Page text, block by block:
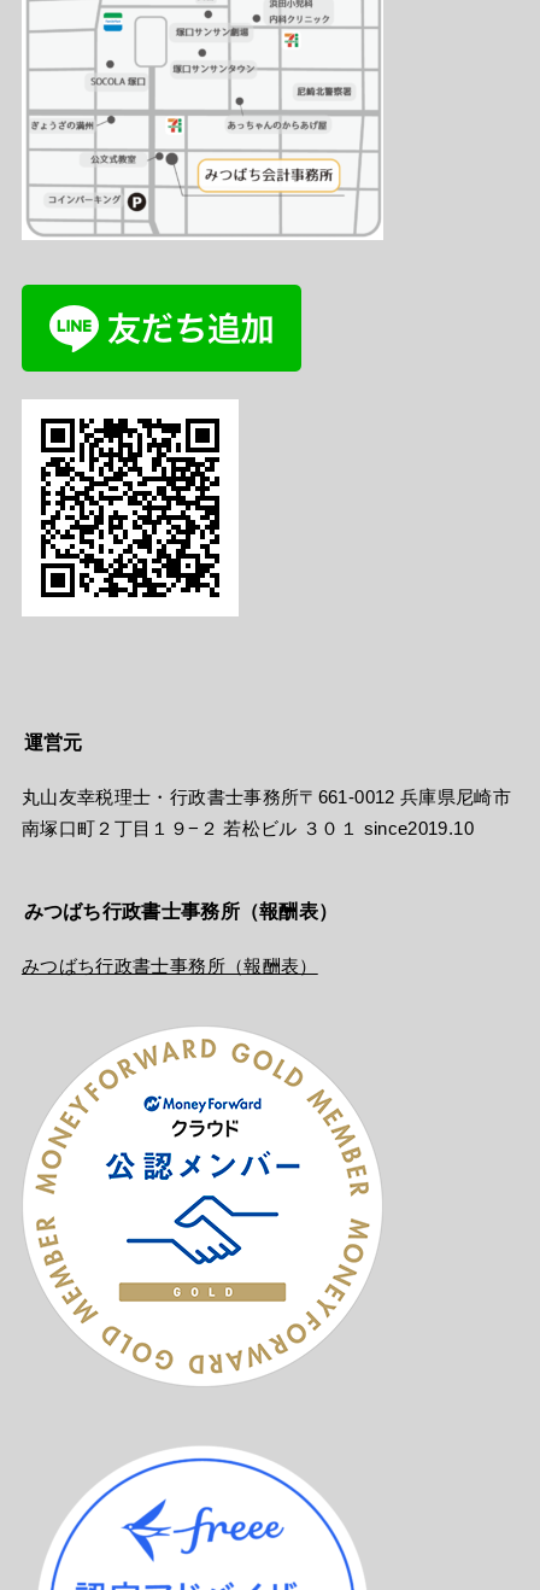
運営元
丸山友幸税理士・行政書士事務所〒661-0012 兵庫県尼崎市
南塚口町２丁目１９−２ 若松ビル ３０１ since2019.10
みつばち行政書士事務所（報酬表）
みつばち行政書士事務所（報酬表）